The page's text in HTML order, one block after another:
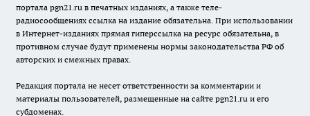
портала pgn21.ru в печатных изданиях, а также теле-
радиосообщениях ссылка на издание обязательна. При использовании
в Интернет-изданиях прямая гиперссылка на ресурс обязательна, в
противном случае будут применены нормы законодательства РФ об
авторских и смежных правах.
Редакция портала не несет ответственности за комментарии и
материалы пользователей, размещенные на сайте pgn21.ru и его
субдоменах.